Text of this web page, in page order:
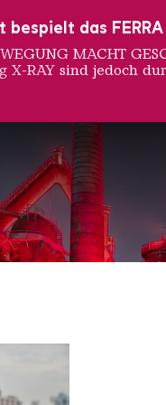
bespielt das
MACHT
RAY sind jedoch